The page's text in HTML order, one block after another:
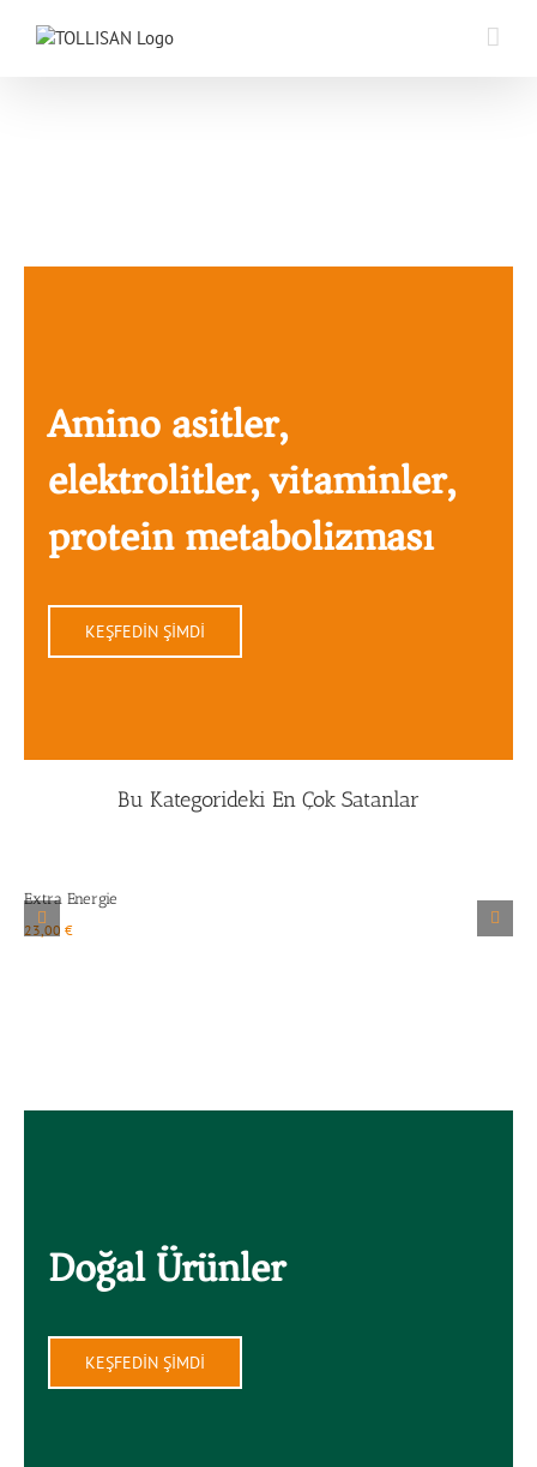
Amino asitler,
elektrolitler, vitaminler,
protein metabolizması
KEŞFEDİN ŞİMDİ
Bu Kategorideki En Çok Satanlar
Extra Energie
23,00 €
Doğal Ürünler
KEŞFEDİN ŞİMDİ